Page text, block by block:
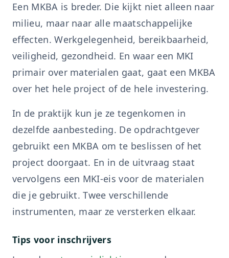
Een MKBA is breder. Die kijkt niet alleen naar
milieu, maar naar alle maatschappelijke
effecten. Werkgelegenheid, bereikbaarheid,
veiligheid, gezondheid. En waar een MKI
primair over materialen gaat, gaat een MKBA
over het hele project of de hele investering.
In de praktijk kun je ze tegenkomen in
dezelfde aanbesteding. De opdrachtgever
gebruikt een MKBA om te beslissen of het
project doorgaat. En in de uitvraag staat
vervolgens een MKI-eis voor de materialen
die je gebruikt. Twee verschillende
instrumenten, maar ze versterken elkaar.
Tips voor inschrijvers